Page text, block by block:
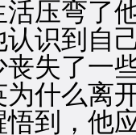
活压弯了
认识到自
失了一
为什么离
，他应